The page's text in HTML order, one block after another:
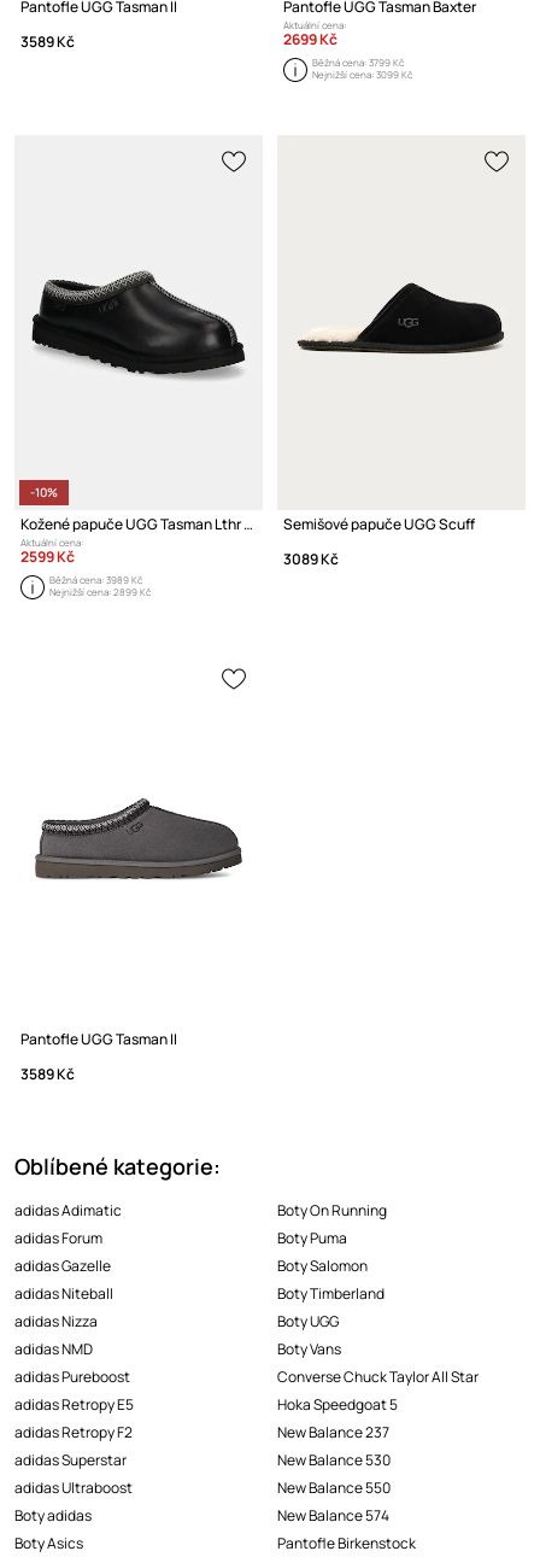
Pantofle UGG Tasman II
3589 Kč
Pantofle UGG Tasman Baxter
Aktuální cena:
2699 Kč
Běžná cena:3799 Kč
Nejnižší cena:3099 Kč
-10%
Kožené papuče UGG Tasman Lthr Regen
Aktuální cena:
2599 Kč
Běžná cena:3989 Kč
Nejnižší cena:2899 Kč
Semišové papuče UGG Scuff
3089 Kč
Pantofle UGG Tasman II
3589 Kč
Oblíbené kategorie:
adidas Adimatic
adidas Forum
adidas Gazelle
adidas Niteball
adidas Nizza
adidas NMD
adidas Pureboost
adidas Retropy E5
adidas Retropy F2
adidas Superstar
adidas Ultraboost
Boty adidas
Boty Asics
Boty On Running
Boty Puma
Boty Salomon
Boty Timberland
Boty UGG
Boty Vans
Converse Chuck Taylor All Star
Hoka Speedgoat 5
New Balance 237
New Balance 530
New Balance 550
New Balance 574
Pantofle Birkenstock